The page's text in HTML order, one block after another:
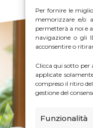
Per fornire le
memorizzare e/o
permetterà a noi e
navigazione o gli
acconsentire o
Clicca qui sotto per
applicate
compreso il ritiro
gestione del
Funzionalità